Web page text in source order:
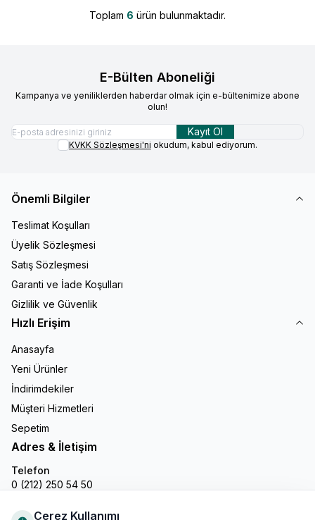
Toplam 6 ürün bulunmaktadır.
E-Bülten Aboneliği
Kampanya ve yeniliklerden haberdar olmak için e-bültenimize abone
olun!
Kayıt Ol
KVKK Sözleşmesi'ni okudum, kabul ediyorum.
Önemli Bilgiler
Teslimat Koşulları
Üyelik Sözleşmesi
Satış Sözleşmesi
Garanti ve İade Koşulları
Gizlilik ve Güvenlik
Hızlı Erişim
Anasayfa
Yeni Ürünler
İndirimdekiler
Müşteri Hizmetleri
Sepetim
Adres & İletişim
Telefon
0 (212) 250 54 50
info@gastronline.com
Çerez Kullanımı